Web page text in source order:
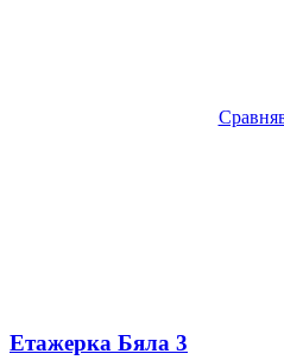
Етажерка Бяла 3